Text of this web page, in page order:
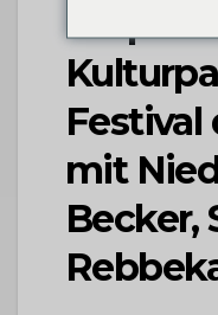
Festival
mit
Becker,